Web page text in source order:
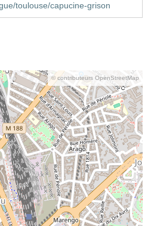
toulouse/capucine-grison
© contributeurs OpenStreetMap